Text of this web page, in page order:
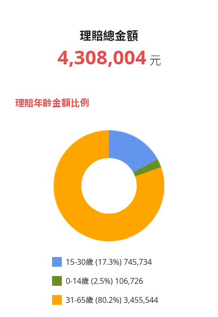
理賠總金額
4,308,004元
理賠年齡金額比例
15-30歲 (17.3%) 745,734
0-14歲 (2.5%) 106,726
31-65歲 (80.2%) 3,455,544